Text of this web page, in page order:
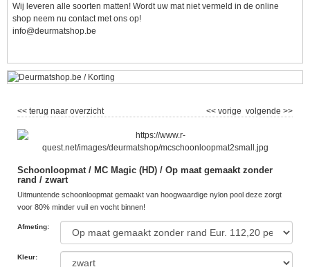
Wij leveren alle soorten matten! Wordt uw mat niet vermeld in de online
shop neem nu contact met ons op!
info@deurmatshop.be
<< terug naar overzicht volgende >>
<< vorige
Schoonloopmat / MC Magic (HD) / Op maat gemaakt zonder
rand / zwart
Uitmuntende schoonloopmat gemaakt van hoogwaardige nylon pool deze zorgt
voor 80% minder vuil en vocht binnen!
Afmeting:
Kleur: